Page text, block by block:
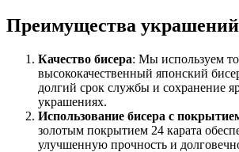
Преимущества украшений
Качество бисера: Мы используем
высококачественный японский
долгий срок службы и сохранение
украшениях.
Использование бисера с
золотым покрытием 24 карата
улучшенную прочность и